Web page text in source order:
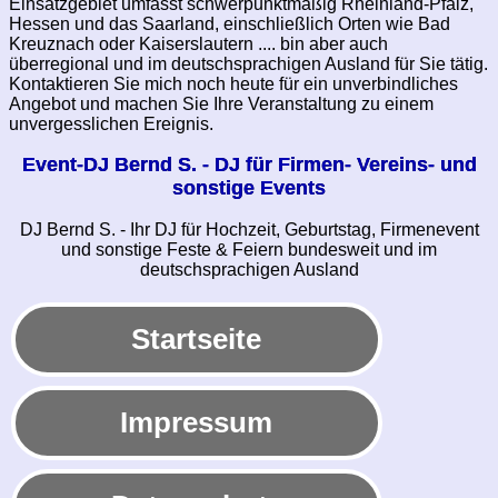
Hessen und das Saarland, einschließlich Orten wie Bad
Kreuznach oder Kaiserslautern .... bin aber auch
überregional und im deutschsprachigen Ausland für Sie tätig.
Kontaktieren Sie mich noch heute für ein unverbindliches
Angebot und machen Sie Ihre Veranstaltung zu einem
unvergesslichen Ereignis.
Event-DJ Bernd S. - DJ für Firmen- Vereins- und
sonstige Events
DJ Bernd S. - Ihr DJ für Hochzeit, Geburtstag, Firmenevent
und sonstige Feste & Feiern bundesweit und im
deutschsprachigen Ausland
Startseite
Impressum